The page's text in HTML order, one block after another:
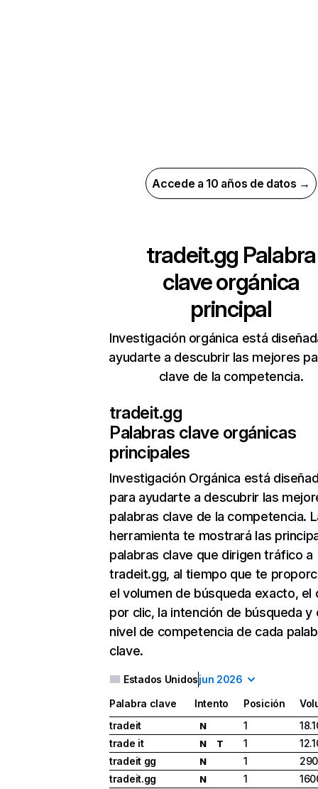
Accede a 10 años de datos →
tradeit.gg Palabra
clave orgánica
principal
Investigación orgánica está
ayudarte a descubrir las mejores
clave de la competencia.
tradeit.gg
Palabras clave orgánicas
principales
Investigación Orgánica está
para ayudarte a descubrir las
palabras clave de la competencia.
herramienta te mostrará las
palabras clave que dirigen tráfico a
tradeit.gg, al tiempo que te
el volumen de búsqueda exacto, el
por clic, la intención de búsqueda y
nivel de competencia de cada
clave.
Estados Unidosjun 2026
Palabra clave Intento Posición
tradeit
N 1
trade it
N T 1
tradeit gg
N 1
tradeit.gg
N 1